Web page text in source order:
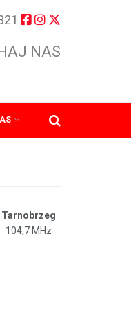
NAS
Tarnobrzeg
104,7 MHz